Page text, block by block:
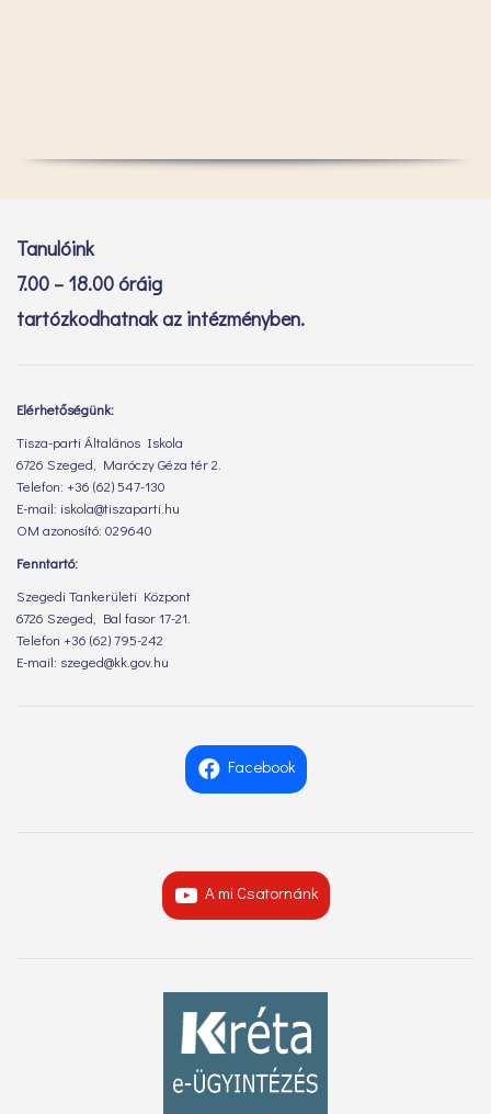
Tanulóink
7.00 – 18.00 óráig
tartózkodhatnak az intézményben.
Elérhetőségünk:
Tisza-parti Általános Iskola
6726 Szeged, Maróczy Géza tér 2.
Telefon: +36 (62) 547-130
E-mail: iskola@tiszaparti.hu
OM azonosító: 029640
Fenntartó:
Szegedi Tankerületi Központ
6726 Szeged, Bal fasor 17-21.
Telefon +36 (62) 795-242
E-mail: szeged@kk.gov.hu
Facebook
A mi Csatornánk